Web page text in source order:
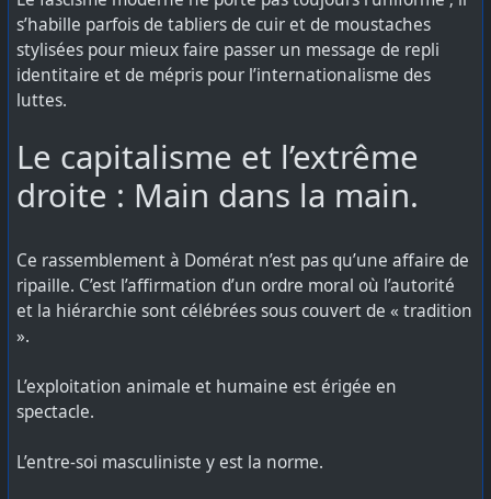
s’habille parfois de tabliers de cuir et de moustaches
stylisées pour mieux faire passer un message de repli
identitaire et de mépris pour l’internationalisme des
luttes.
​Le capitalisme et l’extrême
droite : Main dans la main.
​Ce rassemblement à Domérat n’est pas qu’une affaire de
ripaille. C’est l’affirmation d’un ordre moral où l’autorité
et la hiérarchie sont célébrées sous couvert de « tradition
».
​L’exploitation animale et humaine est érigée en
spectacle.
​L’entre-soi masculiniste y est la norme.